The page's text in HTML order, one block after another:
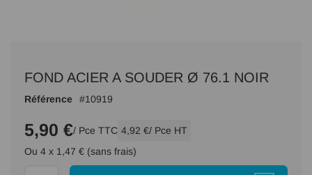
début
d’images
FOND ACIER A SOUDER Ø 76.1 NOIR
Référence 10919
5,90 €/ Pce TTC 4,92 €/ Pce HT
Ou 4 x 1,47 € (sans frais)